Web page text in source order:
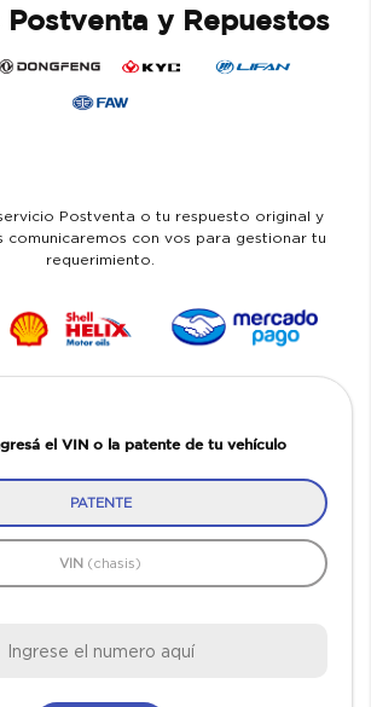
Postventa y Repuestos
Postventa o tu respuesto original y
comunicaremos con vos para gestionar tu
requerimiento.
el VIN o la patente de tu vehículo
PATENTE
VIN (chasis)